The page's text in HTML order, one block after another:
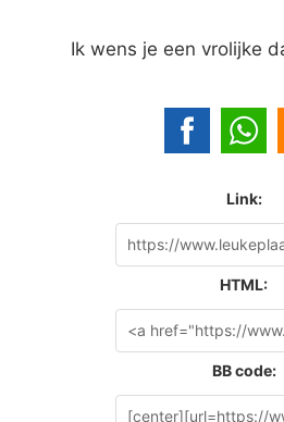
Ik wens je een vrolijke
Link:
HTML:
BB code: